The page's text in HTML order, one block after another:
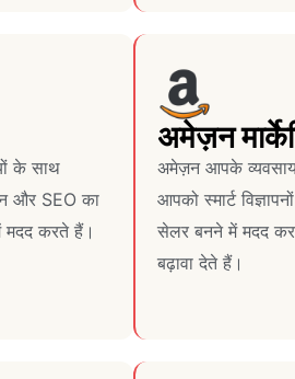
के साथ
और SEO का
मदद करते हैं।
अमेज़न
अमेज़न आपके व्यवसाय
आपको स्मार्ट
सेलर बनने में मदद
बढ़ावा देते हैं।